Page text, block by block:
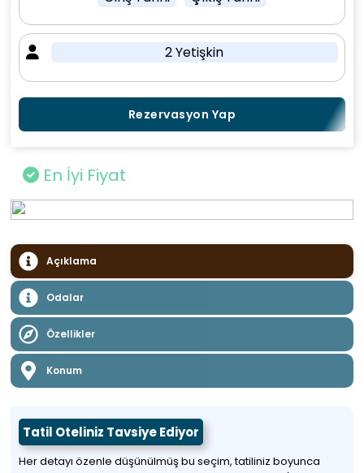
2 Yetişkin
Rezervasyon Yap
En İyi Fiyat
Açıklama
Odalar
Özellikler
Konum
Tatil Oteliniz Tavsiye Ediyor
Her detayı özenle düşünülmüş bu seçim, tatiliniz boyunca